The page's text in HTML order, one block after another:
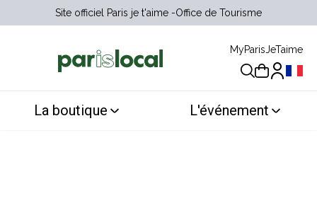
Site officiel Paris je t'aime Office de Tourisme
MyParisJeTaime
La boutique L'événement